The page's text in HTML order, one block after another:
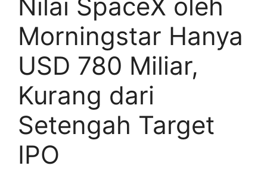
Nilai SpaceX oleh
Morningstar Hanya
USD 780 Miliar,
Kurang dari
Setengah Target
IPO